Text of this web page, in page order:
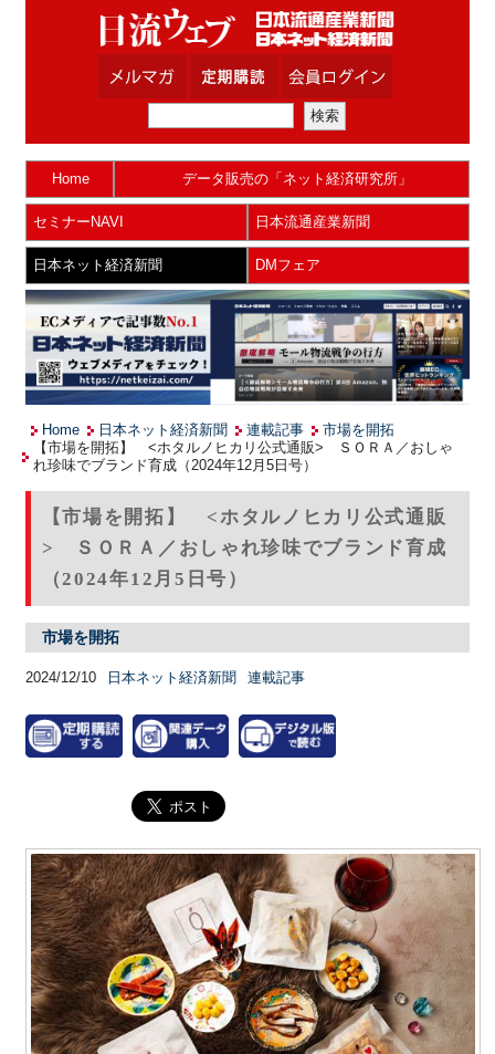
Home データ販売の「ネット経済研究所」
セミナーNAVI 日本流通産業新聞
日本ネット経済新聞 DMフェア
Home 日本ネット経済新聞 連載記事
市場を開拓
【市場を開拓】 <ホタルノヒカリ公式通販> ＳＯＲＡ／おしゃ
れ珍味でブランド育成（2024年12月5日号）
【市場を開拓】 <ホタルノヒカリ公式通販
> ＳＯＲＡ／おしゃれ珍味でブランド育成
（2024年12月5日号）
市場を開拓
2024/12/10 日本ネット経済新聞 連載記事